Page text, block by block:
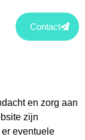
Contact
en zorg aan
zijn
eventuele